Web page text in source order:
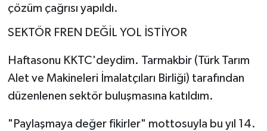
çözüm çağrısı yapıldı.
SEKTÖR FREN DEĞİL YOL İSTİYOR
Haftasonu KKTC'deydim. Tarmakbir (Türk Tarım
Alet ve Makineleri İmalatçıları Birliği) tarafından
düzenlenen sektör buluşmasına katıldım.
"Paylaşmaya değer fikirler" mottosuyla bu yıl 14.